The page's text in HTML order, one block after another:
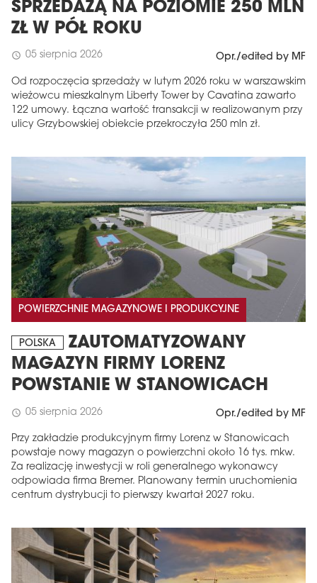
SPRZEDAŻĄ NA POZIOMIE 250 MLN
ZŁ W PÓŁ ROKU
schedule 05 sierpnia 2026 Opr./edited by MF
Od rozpoczęcia sprzedaży w lutym 2026 roku w warszawskim
wieżowcu mieszkalnym Liberty Tower by Cavatina zawarto
122 umowy. Łączna wartość transakcji w realizowanym przy
ulicy Grzybowskiej obiekcie przekroczyła 250 mln zł.
POWIERZCHNIE MAGAZYNOWE I PRODUKCYJNE
POLSKA
ZAUTOMATYZOWANY
MAGAZYN FIRMY LORENZ
POWSTANIE W STANOWICACH
schedule 05 sierpnia 2026 Opr./edited by MF
Przy zakładzie produkcyjnym firmy Lorenz w Stanowicach
powstaje nowy magazyn o powierzchni około 16 tys. mkw.
Za realizację inwestycji w roli generalnego wykonawcy
odpowiada firma Bremer. Planowany termin uruchomienia
centrum dystrybucji to pierwszy kwartał 2027 roku.